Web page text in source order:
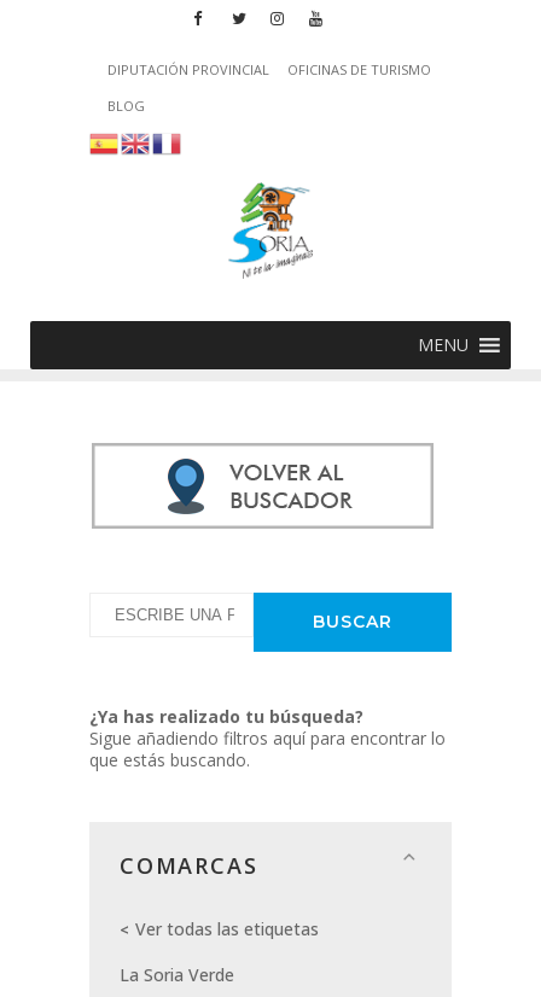
DIPUTACIÓN PROVINCIAL
OFICINAS DE TURISMO
BLOG
MENU
¿Ya has realizado tu búsqueda?
Sigue añadiendo filtros aquí para encontrar lo
que estás buscando.
COMARCAS
Ver todas las etiquetas
La Soria Verde